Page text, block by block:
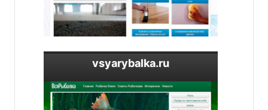
vsyarybalka.ru